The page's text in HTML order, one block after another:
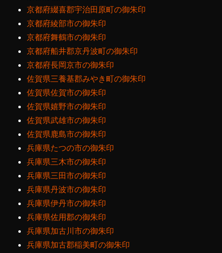
京都府綴喜郡宇治田原町の御朱印
京都府綾部市の御朱印
京都府舞鶴市の御朱印
京都府船井郡京丹波町の御朱印
京都府長岡京市の御朱印
佐賀県三養基郡みやき町の御朱印
佐賀県佐賀市の御朱印
佐賀県嬉野市の御朱印
佐賀県武雄市の御朱印
佐賀県鹿島市の御朱印
兵庫県たつの市の御朱印
兵庫県三木市の御朱印
兵庫県三田市の御朱印
兵庫県丹波市の御朱印
兵庫県伊丹市の御朱印
兵庫県佐用郡の御朱印
兵庫県加古川市の御朱印
兵庫県加古郡稲美町の御朱印